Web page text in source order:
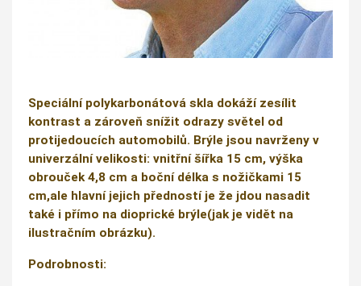
Speciální polykarbonátová skla dokáží zesílit
kontrast a zároveň snížit odrazy světel od
protijedoucích automobilů. Brýle jsou navrženy v
univerzální velikosti: vnitřní šířka 15 cm, výška
obrouček 4,8 cm a boční délka s nožičkami 15
cm,ale hlavní jejich předností je že jdou nasadit
také i přímo na dioprické brýle(jak je vidět na
ilustračním obrázku).
Podrobnosti: